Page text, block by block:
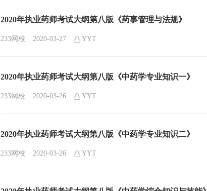
2020年执业药师考试大纲第八版《药事管理与法规》
233网校 2020-03-27 YYT
2020年执业药师考试大纲第八版《中药学专业知识一》
233网校 2020-03-26 YYT
2020年执业药师考试大纲第八版《中药学专业知识二》
233网校 2020-03-26 YYT